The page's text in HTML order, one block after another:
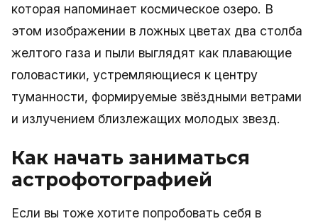
которая напоминает космическое озеро. В
этом изображении в ложных цветах два столба
желтого газа и пыли выглядят как плавающие
головастики, устремляющиеся к центру
туманности, формируемые звёздными ветрами
и излучением близлежащих молодых звезд.
Как начать заниматься
астрофотографией
Если вы тоже хотите попробовать себя в